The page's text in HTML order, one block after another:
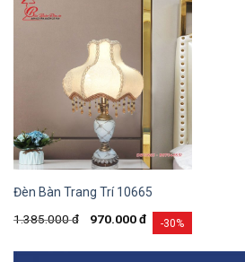
-30%
Đèn Bàn Trang Trí 10665
1.385.000đ 970.000đ